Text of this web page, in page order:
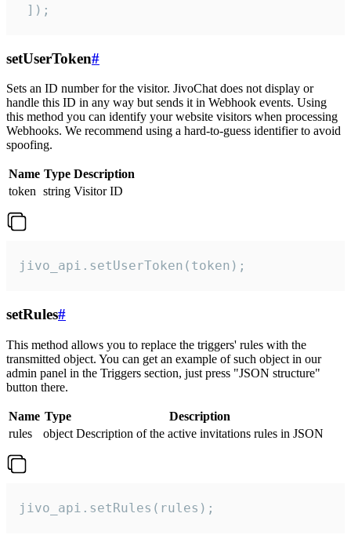
]);
setUserToken#
Sets an ID number for the visitor. JivoChat does not display or
handle this ID in any way but sends it in Webhook events. Using
this method you can identify your website visitors when processing
Webhooks. We recommend using a hard-to-guess identifier to avoid
spoofing.
Name Type Description
token string Visitor ID
jivo_api.setUserToken(token);
setRules#
This method allows you to replace the triggers' rules with the
transmitted object. You can get an example of such object in our
admin panel in the Triggers section, just press "JSON structure"
button there.
Name Type
Description
rules
object Description of the active invitations rules in JSON
jivo_api.setRules(rules);